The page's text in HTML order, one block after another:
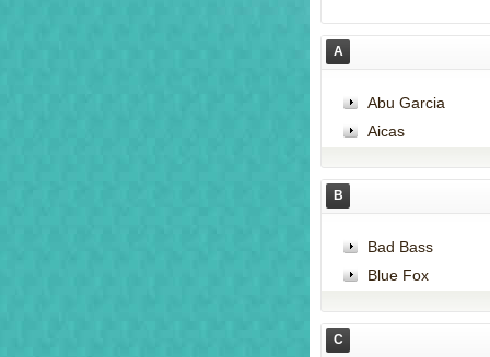
A
Abu Garcia
Aicas
B
Bad Bass
Blue Fox
C